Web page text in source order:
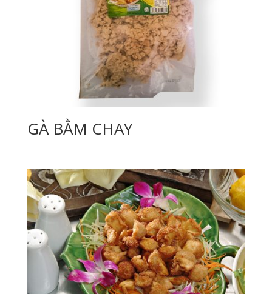
GÀ BẰM CHAY